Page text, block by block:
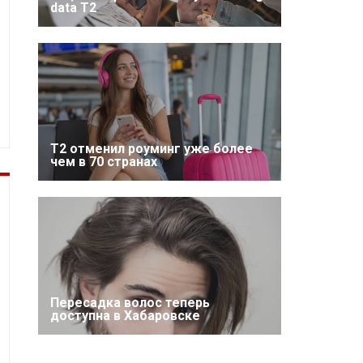
data T2
Т2 отменил роуминг уже более
чем в 70 странах
Пересадка волос теперь
доступна в Хабаровске